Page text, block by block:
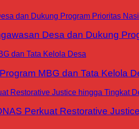
Desa dan Dukung
MBG dan Tata Kelola
Perkuat Restorative